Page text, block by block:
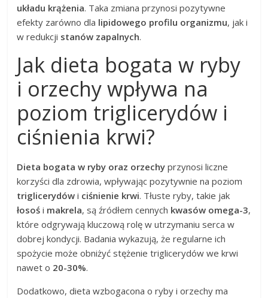
układu krążenia. Taka zmiana przynosi pozytywne
efekty zarówno dla lipidowego profilu organizmu, jak i
w redukcji stanów zapalnych.
Jak dieta bogata w ryby
i orzechy wpływa na
poziom triglicerydów i
ciśnienia krwi?
Dieta bogata w ryby oraz orzechy przynosi liczne
korzyści dla zdrowia, wpływając pozytywnie na poziom
triglicerydów i ciśnienie krwi. Tłuste ryby, takie jak
łosoś i makrela, są źródłem cennych kwasów omega-3,
które odgrywają kluczową rolę w utrzymaniu serca w
dobrej kondycji. Badania wykazują, że regularne ich
spożycie może obniżyć stężenie triglicerydów we krwi
nawet o 20-30%.
Dodatkowo, dieta wzbogacona o ryby i orzechy ma